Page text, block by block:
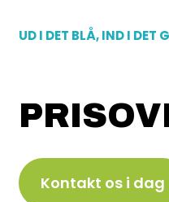
UD I DET BLÅ, IND I DET
Kontakt os i dag